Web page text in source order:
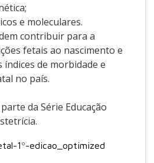
e moleculares.
contribuir para a
fetais ao nascimento e
índices de morbidade e
no país.
da Série Educação